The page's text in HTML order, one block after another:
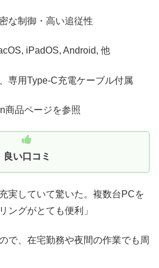
な制御・高い追従性
iPadOS, Android, 他
専用Type-C充電ケーブル付属
品ページを参照
良い口コミ
実していて驚いた。複数台PCを
ングがとても便利」
で、在宅勤務や夜間の作業でも周